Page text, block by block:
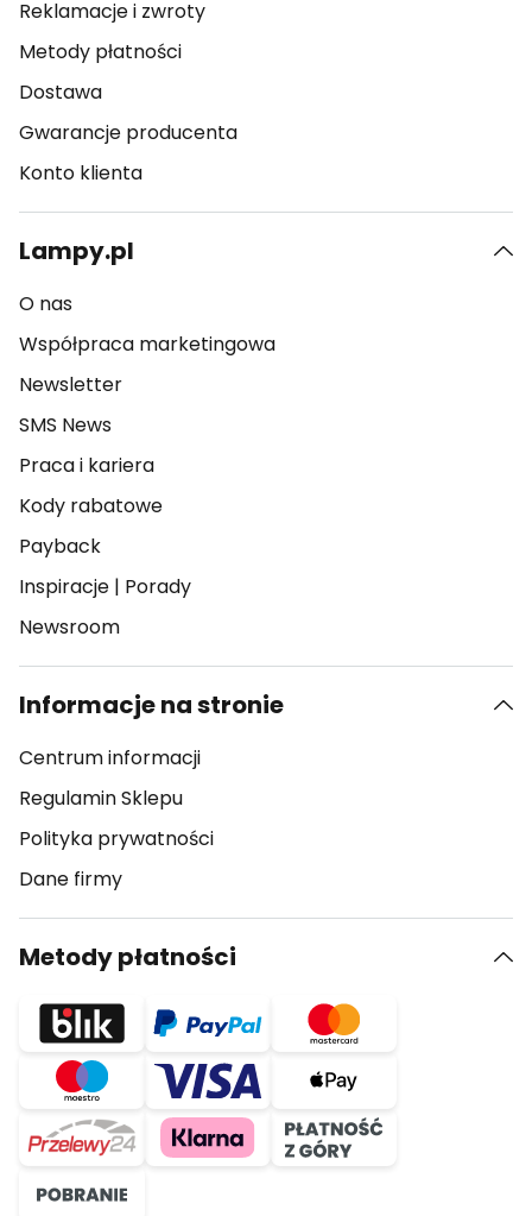
Reklamacje i zwroty
Metody płatności
Dostawa
Gwarancje producenta
Konto klienta
Lampy.pl
O nas
Współpraca marketingowa
Newsletter
SMS News
Praca i kariera
Kody rabatowe
Payback
Inspiracje | Porady
Newsroom
Informacje na stronie
Centrum informacji
Regulamin Sklepu
Polityka prywatności
Dane firmy
Metody płatności